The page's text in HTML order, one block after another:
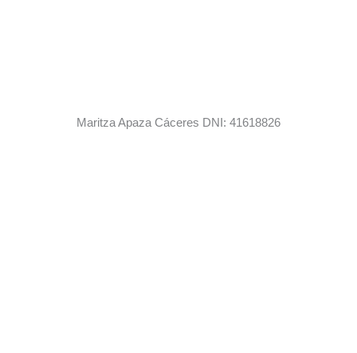
Maritza Apaza Cáceres DNI: 41618826